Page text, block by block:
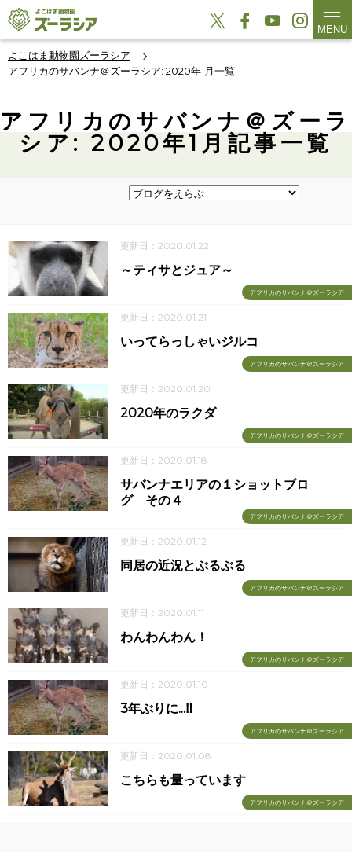
MENU
よこはま動物園ズーラシア
アフリカのサバンナ＠ズーラシア: 2020年1月一覧
アフリカのサバンナ＠ズーラ
シア: 2020年1月記事一覧
更新日：2020.01.22
アフリカのサバンナ＠ズーラシア
～ティサとジュア～
更新日：2020.01.21
アフリカのサバンナ＠ズーラシア
いってらっしゃいジルコ
更新日：2020.01.20
アフリカのサバンナ＠ズーラシア
2020年のラクダ
更新日：2020.01.18
アフリカのサバンナ＠ズーラシア
サバンナエリアの１ショットブロ
グ その４
更新日：2020.01.12
アフリカのサバンナ＠ズーラシア
同居の近況とぶるぶる
更新日：2020.01.11
アフリカのサバンナ＠ズーラシア
わんわんわん！
更新日：2020.01.10
アフリカのサバンナ＠ズーラシア
3年ぶりに...‼
更新日：2020.01.08
アフリカのサバンナ＠ズーラシア
こちらも量っています